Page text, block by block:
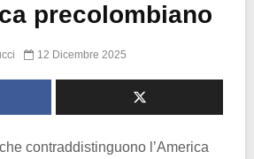
precolombiano
12 Dicembre 2025
contraddistinguono l’America